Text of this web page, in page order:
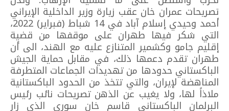
تصريحات عمران خان عقب زيارة وزير الداخلية الإيراني
أحمد وحيدي إسلام آباد في 14 شباط (فبراير) 2022،
التي شكر فيها طهران على موقفها من قضية
إقليم جامو وكشمير المتنازع عليه مع الهند، الى أن
طهران تقدم دعمها ذلك، في مقابل حماية الجيش
الباكستاني حدودها من تهديدات الجماعات المتطرفة
المناهضة لإيران، والتي تتخذ من الحدود الباكستانية
ملاذاً لها، ولا يغيب عن الذهن تصريحات نائب رئيس
البرلمان الباكستاني قاسم خان سوري الذي زار